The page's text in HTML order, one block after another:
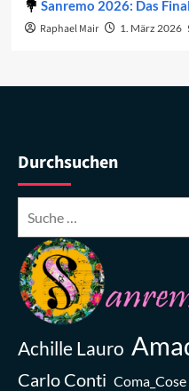
Sanremo 2026: Das
Raphael Mair 1. März 2026
Durchsuchen
Achille Lauro
Carlo Conti Coma_Cose